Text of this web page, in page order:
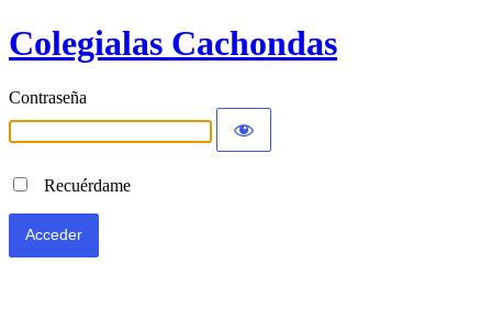
Colegialas Cachondas
Contraseña
Recuérdame